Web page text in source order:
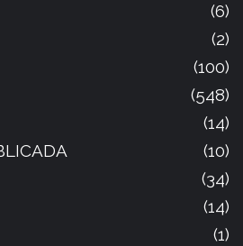
(6)
(2)
(100)
(548)
(14)
(10)
(34)
(14)
(1)